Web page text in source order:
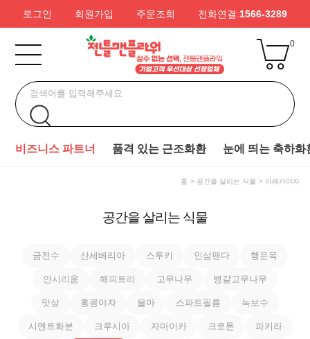
로그인 회원가입 주문조회 전화연결:1566-3289
0
비즈니스 파트너 품격 있는 근조화환 눈에 띄는 축하화
홈 공간을 살리는 식물 아레카야자
공간을 살리는 식물
금전수 산세베리아 스투키 인삼팬다 행운목
안시리움 해피트리 고무나무 뱅갈고무나무
맛상 홍콩야자 율마 스파트필름 녹보수
시멘트화분 크루시아 자마이카 크로톤 파키라